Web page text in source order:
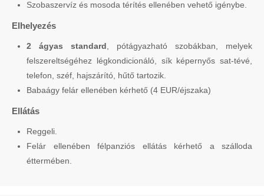
Szobaszervíz és mosoda térítés ellenében vehető igénybe.
Elhelyezés
2 ágyas standard, pótágyazható szobákban, melyek
felszereltségéhez légkondicionáló, sík képernyős sat-tévé,
telefon, széf, hajszárító, hűtő tartozik.
Babaágy felár ellenében kérhető (4 EUR/éjszaka)
Ellátás
Reggeli.
Felár ellenében félpanziós ellátás kérhető a szálloda
éttermében.